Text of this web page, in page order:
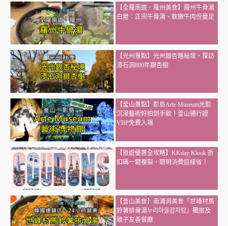
【全羅南道．羅州美食】羅州牛骨湯
白屋：正宗牛骨湯、軟嫩牛肉份量足
【光州景點】光州銀杏路秘境・探訪
漆石洞800年銀杏樹
【釜山景點】影島Arte Museum光影
沉浸藝術好拍到手軟！釜山通行證
VBP免費入場
【旅遊優惠全攻略】KKday Klook 折
扣碼一鍵複製，聰明消費這樣省！
【釜山美食】南浦洞美食「世峰村馬
鈴薯排骨湯누리마을감자탕」獨旅及
親子友善餐廳